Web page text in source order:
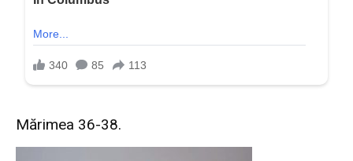
Mărimea 36-38.